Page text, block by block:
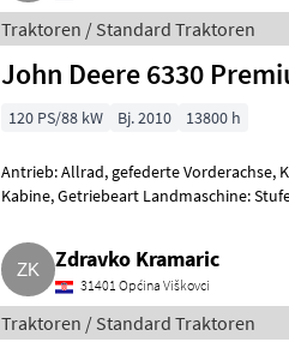
Traktoren / Standard Traktoren
John Deere 6330
120 PS/88 kW Bj. 2010 13800 h
Antrieb: Allrad, gefederte Vorderachse,
Kabine, Getriebeart Landmaschine:
Zdravko Kramaric
31401 Općina Viškovci
Traktoren / Standard Traktoren